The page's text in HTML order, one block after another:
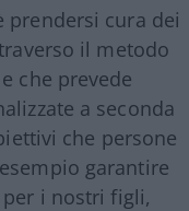
prendersi cura dei
il metodo
che prevede
a seconda
che persone
garantire
i nostri figli,